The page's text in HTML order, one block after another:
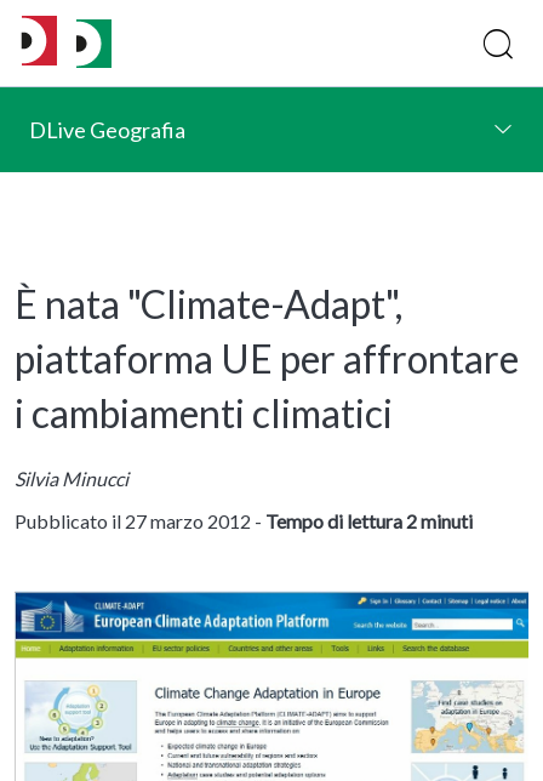
DLive Geografia
È nata "Climate-Adapt",
piattaforma UE per affrontare
i cambiamenti climatici
Silvia Minucci
Pubblicato il 27 marzo 2012 - Tempo di lettura 2 minuti